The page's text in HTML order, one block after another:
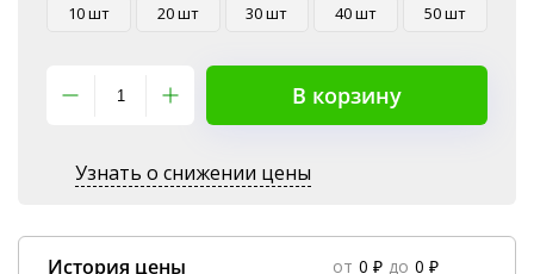
10 шт 20 шт 30 шт 40 шт 50 шт
В корзину
Узнать о снижении цены
История цены от 0 ₽ до 0 ₽